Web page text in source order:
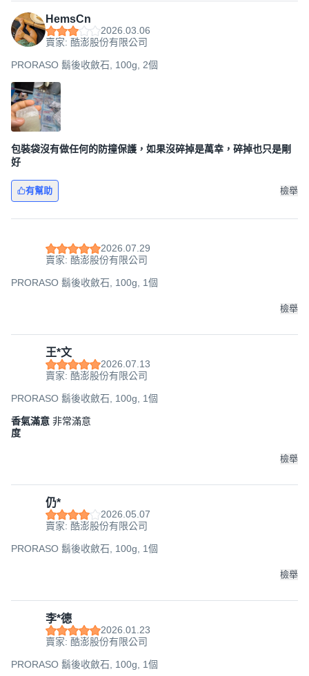
HemsCn
2026.03.06
賣家: 酷澎股份有限公司
PRORASO 鬍後收斂石, 100g, 2個
包裝袋沒有做任何的防撞保護，如果沒碎掉是萬幸，碎掉也只是剛
好
有幫助 檢舉
2026.07.29
賣家: 酷澎股份有限公司
PRORASO 鬍後收斂石, 100g, 1個
檢舉
王*文
2026.07.13
賣家: 酷澎股份有限公司
PRORASO 鬍後收斂石, 100g, 1個
香氣滿意
度
非常滿意
檢舉
仍*
2026.05.07
賣家: 酷澎股份有限公司
PRORASO 鬍後收斂石, 100g, 1個
檢舉
李*德
2026.01.23
賣家: 酷澎股份有限公司
PRORASO 鬍後收斂石, 100g, 1個